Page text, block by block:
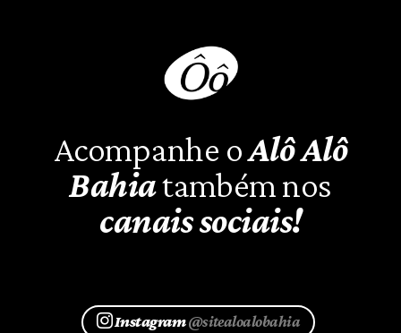
Acompanhe oAlô Alô
Bahiatambém nos
canais sociais!
Instagram@sitealoalobahia